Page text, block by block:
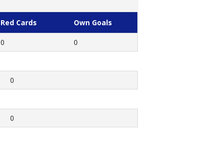
Red Cards Own Goals
0 0
0
0